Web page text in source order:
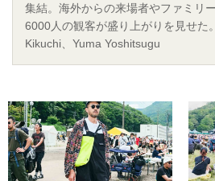
集結。海外からの来場者やファミリ
6000人の観客が盛り上がりを見せた
Kikuchi、Yuma Yoshitsugu